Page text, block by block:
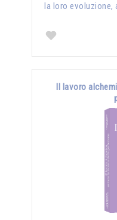
la loro evoluzione,
Il lavoro